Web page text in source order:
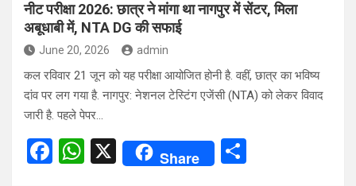
नीट परीक्षा 2026: छात्र ने मांगा था नागपुर में सेंटर, मिला
अबूधाबी में, NTA DG की सफाई
June 20, 2026 admin
कल रविवार 21 जून को यह परीक्षा आयोजित होनी है. वहीं, छात्र का भविष्य
दांव पर लग गया है. नागपुर: नेशनल टेस्टिंग एजेंसी (NTA) को लेकर विवाद
जारी है. पहले पेपर…
F
W X Share